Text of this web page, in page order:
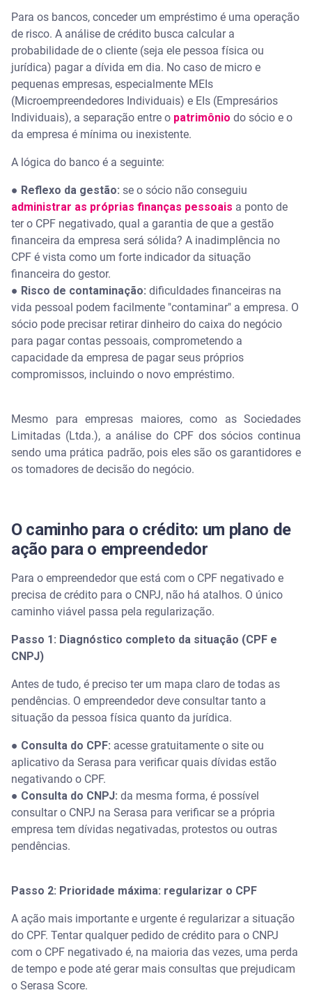
Para os bancos, conceder um empréstimo é uma operação
de risco. A análise de crédito busca calcular a
probabilidade de o cliente (seja ele pessoa física ou
jurídica) pagar a dívida em dia. No caso de micro e
pequenas empresas, especialmente MEIs
(Microempreendedores Individuais) e EIs (Empresários
Individuais), a separação entre o patrimônio do sócio e o
da empresa é mínima ou inexistente.
A lógica do banco é a seguinte:
● Reflexo da gestão: se o sócio não conseguiu
administrar as próprias finanças pessoais a ponto de
ter o CPF negativado, qual a garantia de que a gestão
financeira da empresa será sólida? A inadimplência no
CPF é vista como um forte indicador da situação
financeira do gestor.
● Risco de contaminação: dificuldades financeiras na
vida pessoal podem facilmente "contaminar" a empresa. O
sócio pode precisar retirar dinheiro do caixa do negócio
para pagar contas pessoais, comprometendo a
capacidade da empresa de pagar seus próprios
compromissos, incluindo o novo empréstimo.
Mesmo para empresas maiores, como as Sociedades
Limitadas (Ltda.), a análise do CPF dos sócios continua
sendo uma prática padrão, pois eles são os garantidores e
os tomadores de decisão do negócio.
O caminho para o crédito: um plano de
ação para o empreendedor
Para o empreendedor que está com o CPF negativado e
precisa de crédito para o CNPJ, não há atalhos. O único
caminho viável passa pela regularização.
Passo 1: Diagnóstico completo da situação (CPF e
CNPJ)
Antes de tudo, é preciso ter um mapa claro de todas as
pendências. O empreendedor deve consultar tanto a
situação da pessoa física quanto da jurídica.
● Consulta do CPF: acesse gratuitamente o site ou
aplicativo da Serasa para verificar quais dívidas estão
negativando o CPF.
● Consulta do CNPJ: da mesma forma, é possível
consultar o CNPJ na Serasa para verificar se a própria
empresa tem dívidas negativadas, protestos ou outras
pendências.
Passo 2: Prioridade máxima: regularizar o CPF
A ação mais importante e urgente é regularizar a situação
do CPF. Tentar qualquer pedido de crédito para o CNPJ
com o CPF negativado é, na maioria das vezes, uma perda
de tempo e pode até gerar mais consultas que prejudicam
o Serasa Score.